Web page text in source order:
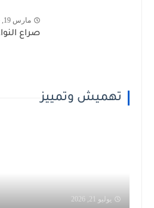
مارس 19, 2025
صراع
تهميش وتمييز
يوليو 21, 2026